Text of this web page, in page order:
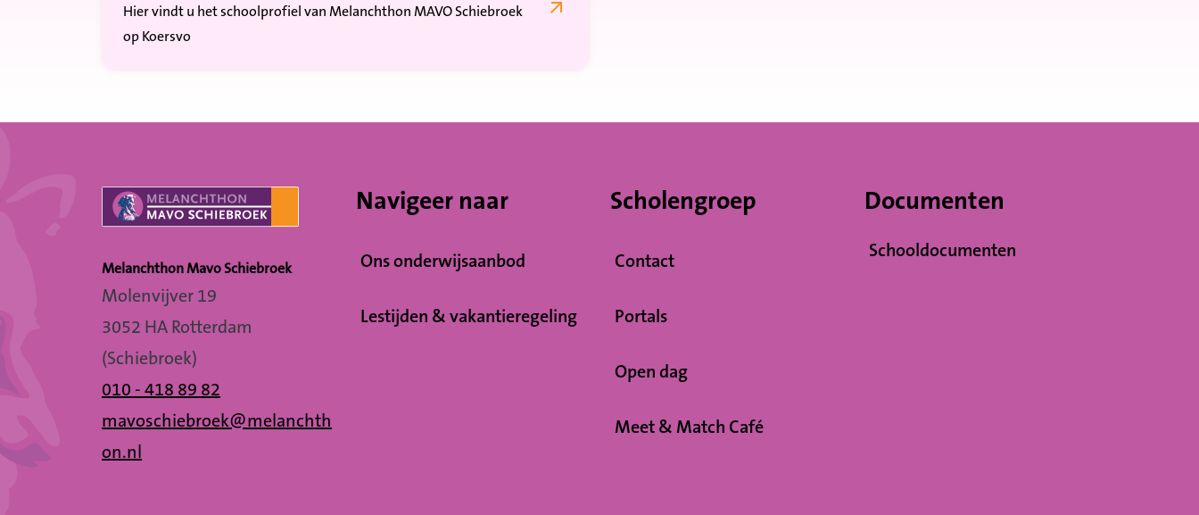
Hier vindt u het schoolprofiel van Melanchthon MAVO Schiebroek
op Koersvo
Melanchthon Mavo Schiebroek
Molenvijver 19
3052 HA Rotterdam
(Schiebroek)
010 - 418 89 82
mavoschiebroek@melanchth
on.nl
Navigeer naar
Ons onderwijsaanbod
Lestijden & vakantieregeling
Scholengroep
Contact
Portals
Open dag
Meet & Match Café
Documenten
Schooldocumenten